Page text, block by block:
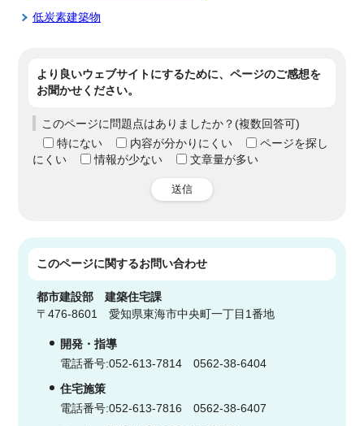
低炭素建築物
より良いウェブサイトにするために、ページのご感想を
お聞かせください。
このページに問題点はありましたか？(複数回答可)
特にない
内容が分かりにくい
ページを探し
にくい
情報が少ない 文章量が多い
送信
このページに関するお問い合わせ
都市建設部建築住宅課
〒476-8601 愛知県東海市中央町一丁目1番地
開発・指導
電話番号:052-613-7814 0562-38-6404
住宅施策
電話番号:052-613-7816 0562-38-6407